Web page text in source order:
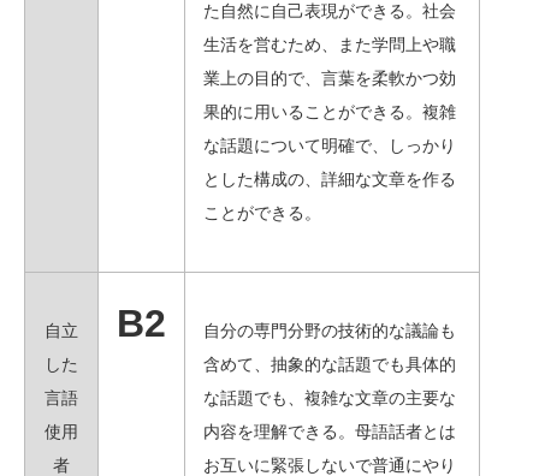
た自然に自己表現ができる。社会
生活を営むため、また学問上や職
業上の目的で、言葉を柔軟かつ効
果的に用いることができる。複雑
な話題について明確で、しっかり
とした構成の、詳細な文章を作る
ことができる。
自立
した
言語
使用
者
B2
自分の専門分野の技術的な議論も
含めて、抽象的な話題でも具体的
な話題でも、複雑な文章の主要な
内容を理解できる。母語話者とは
お互いに緊張しないで普通にやり